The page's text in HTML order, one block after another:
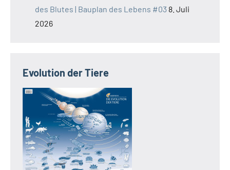
des Blutes | Bauplan des Lebens #03 8. Juli
2026
Evolution der Tiere